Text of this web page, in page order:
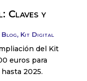
Claves y
Blog, Kit Digital
del Kit
euros para
2025.